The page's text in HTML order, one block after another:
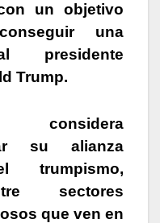
un objetivo
una
presidente
Trump.
considera
su alianza
trumpismo,
sectores
que ven en